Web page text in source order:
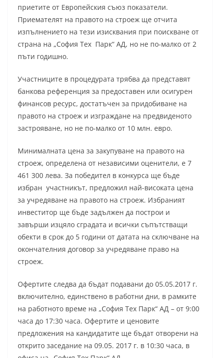
приетите от Европейския съюз показатели.
Приемателят на правото на строеж ще отчита
изпълнението на тези изисквания при поискване от
страна на „София Тех Парк“ АД, но не по-малко от 2
пъти годишно.
Участниците в процедурата трябва да представят
банкова референция за предоставен или осигурен
финансов ресурс, достатъчен за придобиване на
правото на строеж и изграждане на предвиденото
застрояване, но не по-малко от 10 млн. евро.
Минималната цена за закупуване на правото на
строеж, определена от независими оценители, е 7
461 300 лева. За победител в конкурса ще бъде
избран участникът, предложил най-високата цена
за учредяване на правото на строеж. Избраният
инвеститор ще бъде задължен да построи и
завърши изцяло сградата и всички съпътстващи
обекти в срок до 5 години от датата на сключване на
окончателния договор за учредяване право на
строеж.
Офертите следва да бъдат подавани до 05.05.2017 г.
включително, единствено в работни дни, в рамките
на работното време на „София Тех Парк“ АД – от 9:00
часа до 17:30 часа. Офертите и ценовите
предложения на кандидатите ще бъдат отворени на
открито заседание на 09.05. 2017 г. в 10:30 часа, в